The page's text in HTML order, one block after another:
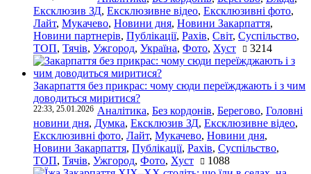
Ексклюзив ЗД, Ексклюзивне відео, Ексклюзивні фото,
Лайт, Мукачево, Новини дня, Новини Закарпаття,
Новини партнерів, Публікації, Рахів, Світ, Суспільство,
ТОП, Тячів, Ужгород, Україна, Фото, Хуст 3214
Закарпаття без прикрас: чому сюди переїжджають і з чим
доводиться миритися?
22:33, 25.01.2026 Аналітика, Без кордонів, Берегово, Головні
новини дня, Думка, Ексклюзив ЗД, Ексклюзивне відео,
Ексклюзивні фото, Лайт, Мукачево, Новини дня,
Новини Закарпаття, Публікації, Рахів, Суспільство,
ТОП, Тячів, Ужгород, Фото, Хуст 1088